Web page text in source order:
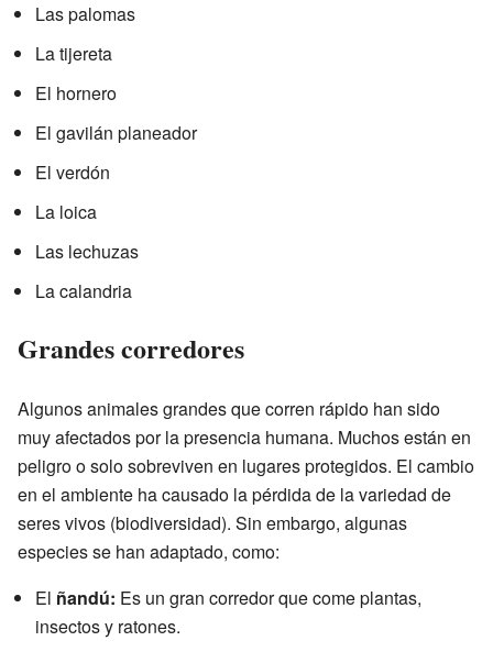
Las palomas
La tijereta
El hornero
El gavilán planeador
El verdón
La loica
Las lechuzas
La calandria
Grandes corredores
Algunos animales grandes que corren rápido han sido
muy afectados por la presencia humana. Muchos están en
peligro o solo sobreviven en lugares protegidos. El cambio
en el ambiente ha causado la pérdida de la variedad de
seres vivos (biodiversidad). Sin embargo, algunas
especies se han adaptado, como:
El ñandú: Es un gran corredor que come plantas,
insectos y ratones.